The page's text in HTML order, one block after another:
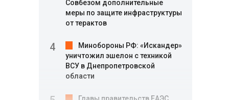
Совбезом дополнительные
меры по защите инфраструктуры
от терактов
Минобороны РФ: «Искандер»
уничтожил эшелон с техникой
ВСУ в Днепропетровской
области